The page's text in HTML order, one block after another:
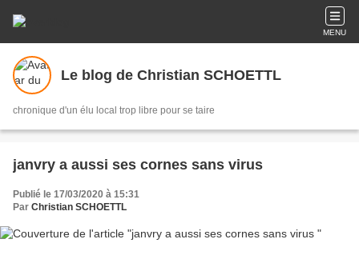
MENU
Le blog de Christian SCHOETTL
chronique d'un élu local trop libre pour se taire
janvry a aussi ses cornes sans virus
Publié le 17/03/2020 à 15:31
Par Christian SCHOETTL